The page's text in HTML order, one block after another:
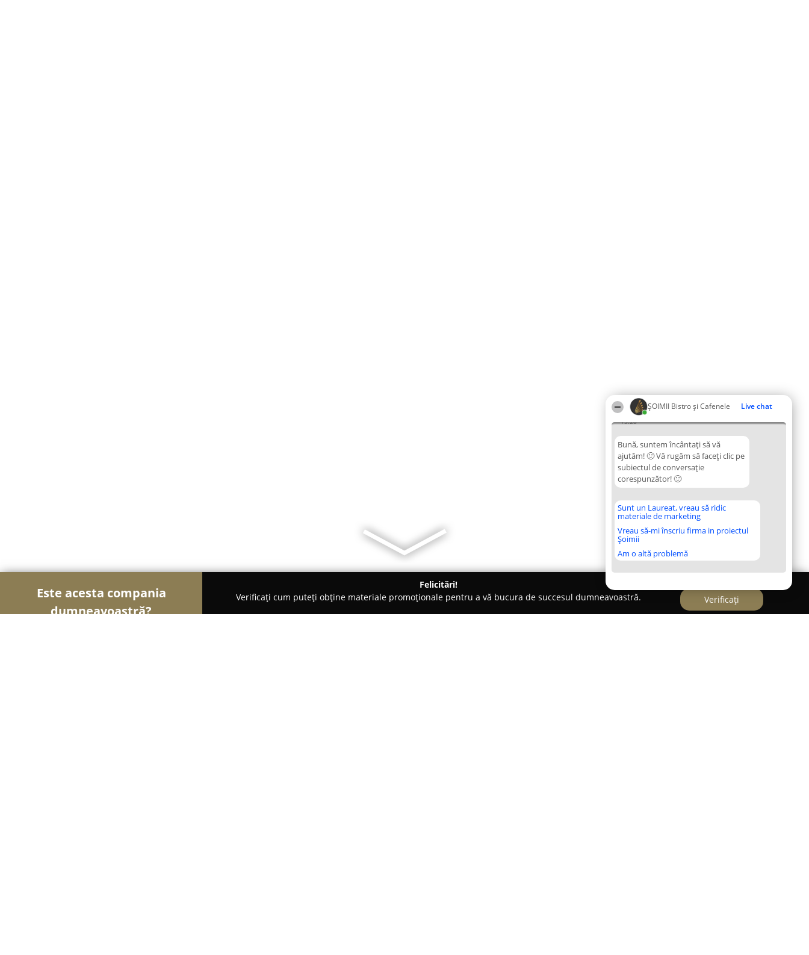
ȘOIMII Bistro și Cafenele Live chat
15:28
Bună, suntem încântați să vă
ajutăm! 🙂 Vă rugăm să faceți clic pe
subiectul de conversație
corespunzător! 🙂
Sunt un Laureat, vreau să ridic
materiale de marketing
Vreau să-mi înscriu firma in proiectul
Șoimii
Am o altă problemă
Este acesta compania
dumneavoastră?
Felicitări!
Verificați cum puteți obține materiale promoționale pentru a vă bucura de succesul dumneavoastră.
Verificați